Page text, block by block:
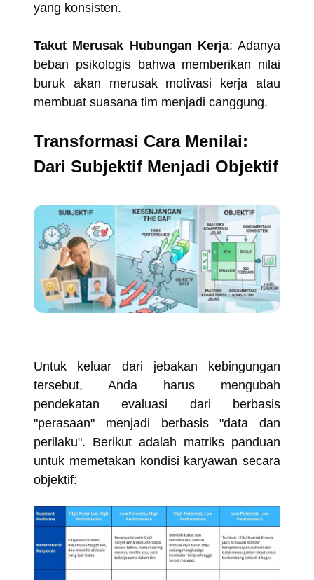
yang konsisten.
Takut Merusak Hubungan Kerja: Adanya
beban psikologis bahwa memberikan nilai
buruk akan merusak motivasi kerja atau
membuat suasana tim menjadi canggung.
Transformasi Cara Menilai:
Dari Subjektif Menjadi Objektif
Untuk keluar dari jebakan kebingungan
tersebut, Anda harus mengubah
pendekatan evaluasi dari berbasis
"perasaan" menjadi berbasis "data dan
perilaku". Berikut adalah matriks panduan
untuk memetakan kondisi karyawan secara
objektif: